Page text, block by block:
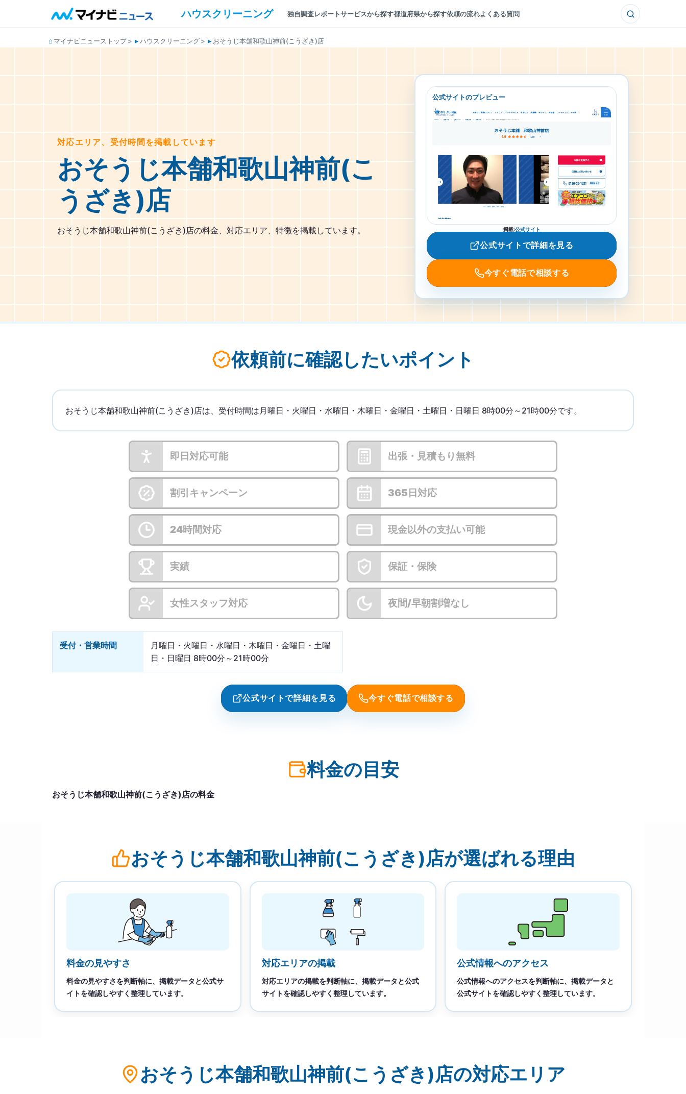
ハウスクリーニング 独自調査レポートサービスから探す都道府県から探す依頼の流れよくある質問
マイナビニューストップ ハウスクリーニング おそうじ本舗和歌山神前(こうざき)店
対応エリア、受付時間を掲載しています
おそうじ本舗和歌山神前(こ
うざき)店
おそうじ本舗和歌山神前(こうざき)店の料金、対応エリア、特徴を掲載しています。
公式サイトのプレビュー
掲載:公式サイト
公式サイトで詳細を見る
今すぐ電話で相談する
依頼前に確認したいポイント
おそうじ本舗和歌山神前(こうざき)店は、受付時間は月曜日・火曜日・水曜日・木曜日・金曜日・土曜日・日曜日 8時00分～21時00分です。
即日対応可能 出張・見積もり無料
割引キャンペーン 365日対応
24時間対応 現金以外の支払い可能
実績 保証・保険
女性スタッフ対応 夜間/早朝割増なし
受付・営業時間
月曜日・火曜日・水曜日・木曜日・金曜日・土曜
日・日曜日 8時00分～21時00分
公式サイトで詳細を見る 今すぐ電話で相談する
料金の目安
おそうじ本舗和歌山神前(こうざき)店の料金
おそうじ本舗和歌山神前(こうざき)店が選ばれる理由
料金の見やすさ
料金の見やすさを判断軸に、掲載データと公式サ
イトを確認しやすく整理しています。
対応エリアの掲載
対応エリアの掲載を判断軸に、掲載データと公式
サイトを確認しやすく整理しています。
公式情報へのアクセス
公式情報へのアクセスを判断軸に、掲載データと
公式サイトを確認しやすく整理しています。
おそうじ本舗和歌山神前(こうざき)店の対応エリア